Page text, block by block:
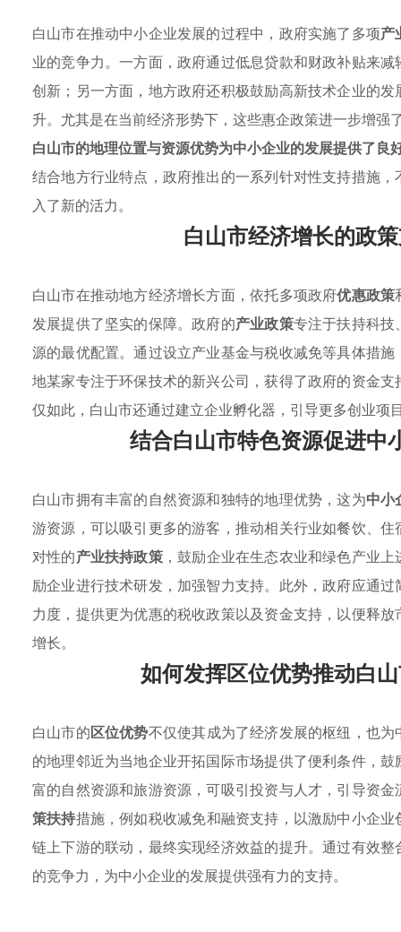
白山市在推动中小企业发展的过程中，政府实施了多项产
业的竞争力。一方面，政府通过低息贷款和财政补贴来
创新；另一方面，地方政府还积极鼓励高新技术企业的
升。尤其是在当前经济形势下，这些惠企政策进一步增强
白山市的地理位置与资源优势为中小企业的发展提供了良
结合地方行业特点，政府推出的一系列针对性支持措施
入了新的活力。
白山市经济增长的政
白山市在推动地方经济增长方面，依托多项政府优惠政策
发展提供了坚实的保障。政府的产业政策专注于扶持科技
源的最优配置。通过设立产业基金与税收减免等具体措
地某家专注于环保技术的新兴公司，获得了政府的资金
仅如此，白山市还通过建立企业孵化器，引导更多创业项
结合白山市特色资源促进中
白山市拥有丰富的自然资源和独特的地理优势，这为中小
游资源，可以吸引更多的游客，推动相关行业如餐饮、
对性的产业扶持政策，鼓励企业在生态农业和绿色产业
励企业进行技术研发，加强智力支持。此外，政府应通
力度，提供更为优惠的税收政策以及资金支持，以便释
增长。
如何发挥区位优势推动白
白山市的区位优势不仅使其成为了经济发展的枢纽，也
的地理邻近为当地企业开拓国际市场提供了便利条件，鼓
富的自然资源和旅游资源，可吸引投资与人才，引导资
策扶持措施，例如税收减免和融资支持，以激励中小企
链上下游的联动，最终实现经济效益的提升。通过有效
的竞争力，为中小企业的发展提供强有力的支持。